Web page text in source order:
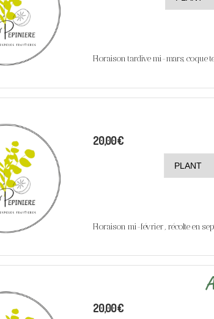
Floraison tardive mi-mars, coque
Floraison mi-février , récolte en
20,00€
20,00€